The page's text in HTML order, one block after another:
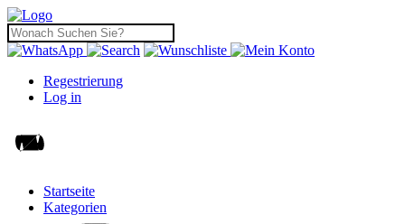
Regestrierung
Log in
Startseite
Kategorien